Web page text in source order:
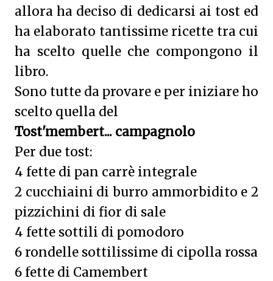
allora ha deciso di dedicarsi ai tost ed
ha elaborato tantissime ricette tra cui
ha scelto quelle che compongono il
libro.
Sono tutte da provare e per iniziare ho
scelto quella del
Tost'membert... campagnolo
Per due tost:
4 fette di pan carrè integrale
2 cucchiaini di burro ammorbidito e 2
pizzichini di fior di sale
4 fette sottili di pomodoro
6 rondelle sottilissime di cipolla rossa
6 fette di Camembert